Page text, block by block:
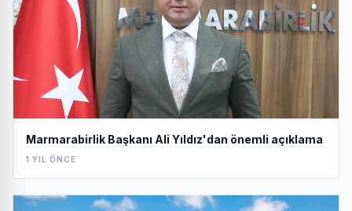
Marmarabirlik Başkanı Ali Yıldız'dan önemli açıklama
1 YIL ÖNCE